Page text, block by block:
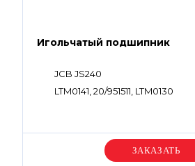
Игольчатый подшипник
JCB JS240
LTM0141, 20/951511, LTM0130
Уточняйте цену